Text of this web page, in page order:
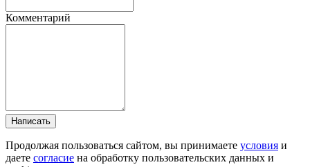
Комментарий
Написать
Продолжая пользоваться сайтом, вы принимаете условия и
даете согласие на обработку пользовательских данных и